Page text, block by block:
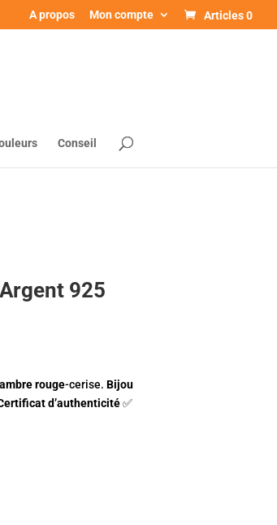
A propos Mon compte Articles 0
Conseil
925
ambre rouge-cerise. Bijou
d’authenticité✅